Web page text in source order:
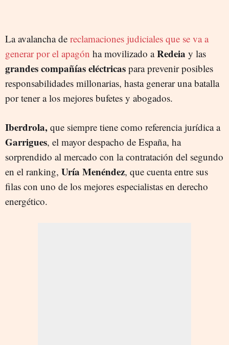
La avalancha de reclamaciones judiciales que se va a
generar por el apagón ha movilizado aRedeia y las
grandes compañías eléctricas para prevenir posibles
responsabilidades millonarias, hasta generar una batalla
por tener a los mejores bufetes y abogados.
Iberdrola, que siempre tiene como referencia jurídica a
Garrigues, el mayor despacho de España, ha
sorprendido al mercado con la contratación del segundo
en el ranking, Uría Menéndez, que cuenta entre sus
filas con uno de los mejores especialistas en derecho
energético.